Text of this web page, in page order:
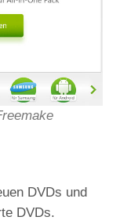
DVDs und
DVDs.